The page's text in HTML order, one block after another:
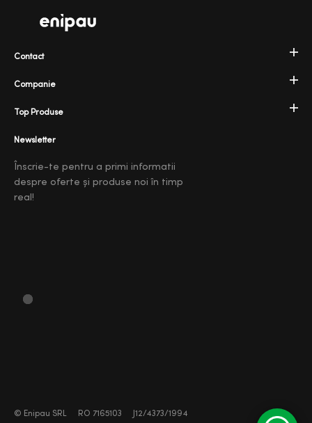
Companie
Top Produse
Contact
Newsletter
Înscrie-te pentru a primi informatii
despre oferte și produse noi în timp
real!
© Enipau SRL RO 7165103 J12/4373/1994